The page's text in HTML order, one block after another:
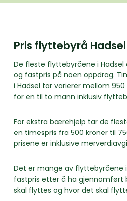
Pris flyttebyrå Hadsel
De fleste flyttebyråene i
og fastpris på noen oppdrag.
i Hadsel tar varierer mellom 950
for en til to mann inklusiv
For ekstra bærehjelp tar de
en timespris fra 500 kroner til
prisene er inklusive
Det er mange av flyttebyråene
fastpris etter å ha gjennomført
skal flyttes og hvor det skal